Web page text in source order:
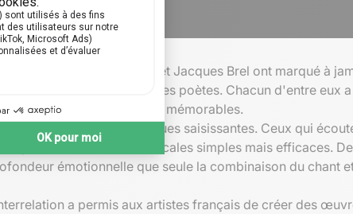
Piaf, Georges Brassens, et Jacques Brel ont marqué à
également de véritables poètes. Chacun d'entre eux
pour former des chansons mémorables.
créer des images poétiques saisissantes. Ceux qui
par des harmonies musicales simples mais efficaces.
émotionnelle que seule la combinaison du chant
a permis aux artistes français de créer des